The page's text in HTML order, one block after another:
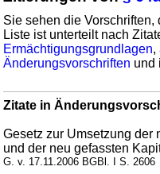
Sie sehen die
Liste ist unterteilt nach
Ermächtigungsgrundlagen,
Änderungsvorschriften und
Zitate in
Gesetz zur Umsetzung der
und der neu gefassten
G. v. 17.11.2006 BGBl. I S. 2606